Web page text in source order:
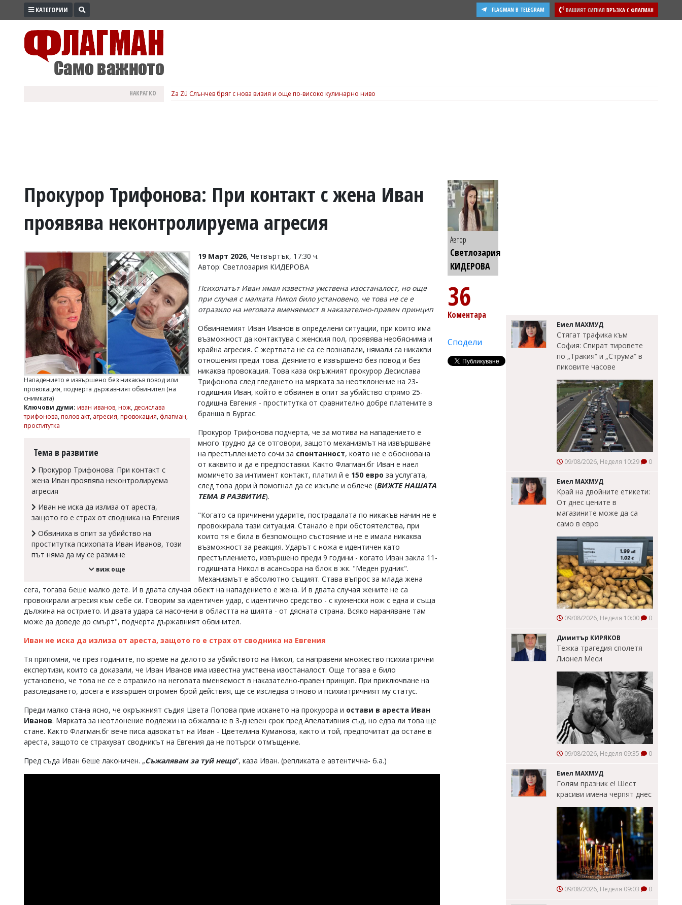
ПРОМО
ВОЙНАТА
УКРАЙНА
РАЗСЛЕДВАНЕ
БИЗНЕС
Управители:
Веселин
Василев,
v.vasilev@flagman.bg
Касабова,
k.kassabova@flagman.bg
Главен
редактор:
Колев,
office@flagman.bg
Коментарите
въвеждат
читателите
редакцията
откриете
обиден
коментар,
сигнализирайте
КАТЕГОРИИ ВАШИЯТ СИГНАЛ ВРЪЗКА С ФЛАГМАН
FLAGMAN В TELEGRAM
НАКРАТКО Za Zú Слънчев бряг с нова визия и още по-високо кулинарно ниво
Прокурор Трифонова: При контакт с жена Иван
проявява неконтролируема агресия
Нападението е извършено без никакъв повод или
провокация, подчерта държавният обвинител (на
снимката)
Ключови думи: иван иванов, нож, десислава
трифонова, полов акт, агресия, провокация, флагман,
проститутка
Тема в развитие
Прокурор Трифонова: При контакт с
жена Иван проявява неконтролируема
агресия
Иван не иска да излиза от ареста,
защото го е страх от сводника на Евгения
Обвиниха в опит за убийство на
проститутка психопата Иван Иванов, този
път няма да му се размине
виж още
19 Март 2026, Четвъртък, 17:30 ч.
Автор: Светлозария КИДЕРОВА
Психопатът Иван имал известна умствена изостаналост, но още
при случая с малката Никол било установено, че това не се е
отразило на неговата вменяемост в наказателно-правен принцип
Обвиняемият Иван Иванов в определени ситуации, при които има
възможност да контактува с женския пол, проявява необяснима и
крайна агресия. С жертвата не са се познавали, нямали са никакви
отношения преди това. Деянието е извършено без повод и без
никаква провокация. Това каза окръжният прокурор Десислава
Трифонова след гледането на мярката за неотклонение на 23-
годишния Иван, който е обвинен в опит за убийство спрямо 25-
годишна Евгения - проститутка от сравнително добре платените в
бранша в Бургас.
Прокурор Трифонова подчерта, че за мотива на нападението е
много трудно да се отговори, защото механизмът на извършване
на престъплението сочи за спонтанност, която не е обоснована
от каквито и да е предпоставки. Както Флагман.бг Иван е наел
момичето за интимент контакт, платил й е 150 евро за услугата,
след това дори ѝ помогнал да се изкъпе и облече (ВИЖТЕ НАШАТА
ТЕМА В РАЗВИТИЕ).
"Когато са причинени ударите, пострадалата по никакъв начин не е
провокирала тази ситуация. Станало е при обстоятелства, при
които тя е била в безпомощно състояние и не е имала никаква
възможност за реакция. Ударът с ножа е идентичен като
престъплението, извършено преди 9 години - когато Иван закла 11-
годишната Никол в асансьора на блок в жк. "Меден рудник".
Механизмът е абсолютно същият. Става въпрос за млада жена
сега, тогава беше малко дете. И в двата случая обект на нападението е жена. И в двата случая жените не са
провокирали агресия към себе си. Говорим за идентичен удар, с идентично средство - с кухненски нож с една и съща
дължина на острието. И двата удара са насочени в областта на шията - от дясната страна. Всяко нараняване там
може да доведе до смърт", подчерта държавният обвинител.
Иван не иска да излиза от ареста, защото го е страх от сводника на Евгения
Тя припомни, че през годините, по време на делото за убийството на Никол, са направени множество психиатрични
експертизи, които са доказали, че Иван Иванов има известна умствена изостаналост. Още тогава е било
установено, че това не се е отразило на неговата вменяемост в наказателно-правен принцип. При приключване на
разследването, досега е извършен огромен брой действия, ще се изследва отново и психиатричният му статус.
Преди малко стана ясно, че окръжният съдия Цвета Попова прие искането на прокурора и остави в ареста Иван
Иванов. Мярката за неотлонение подлежи на обжалване в 3-дневен срок пред Апелативния съд, но едва ли това ще
стане. Както Флагман.бг вече писа адвокатът на Иван - Цветелина Куманова, както и той, предпочитат да остане в
ареста, защото се страхуват сводникът на Евгения да не потърси отмъщение.
Пред съда Иван беше лаконичен. „Съжалявам за туй нещо“, каза Иван. (репликата е автентична- б.а.)
Автор
Светлозария
КИДЕРОВА
36
Коментара
Сподели
Емел МАХМУД
Стягат трафика към
София: Спират тировете
по „Тракия“ и „Струма“ в
пиковите часове
09/08/2026, Неделя 10:29 0
Емел МАХМУД
Край на двойните етикети:
От днес цените в
магазините може да са
само в евро
09/08/2026, Неделя 10:00 0
Димитър КИРЯКОВ
Тежка трагедия сполетя
Лионел Меси
09/08/2026, Неделя 09:35 0
Емел МАХМУД
Голям празник е! Шест
красиви имена черпят днес
09/08/2026, Неделя 09:03 0